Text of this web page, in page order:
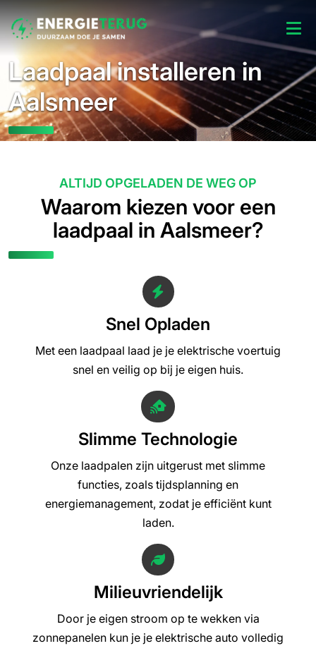
Laadpaal installeren in
Aalsmeer
ALTIJD OPGELADEN DE WEG OP
Waarom kiezen voor een
laadpaal in Aalsmeer?
Snel Opladen
Met een laadpaal laad je je elektrische voertuig
snel en veilig op bij je eigen huis.
Slimme Technologie
Onze laadpalen zijn uitgerust met slimme
functies, zoals tijdsplanning en
energiemanagement, zodat je efficiënt kunt
laden.
Milieuvriendelijk
Door je eigen stroom op te wekken via
zonnepanelen kun je je elektrische auto volledig